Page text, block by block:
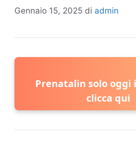
Gennaio 15, 2025 di admin
Prenatalin solo oggi
clicca qui